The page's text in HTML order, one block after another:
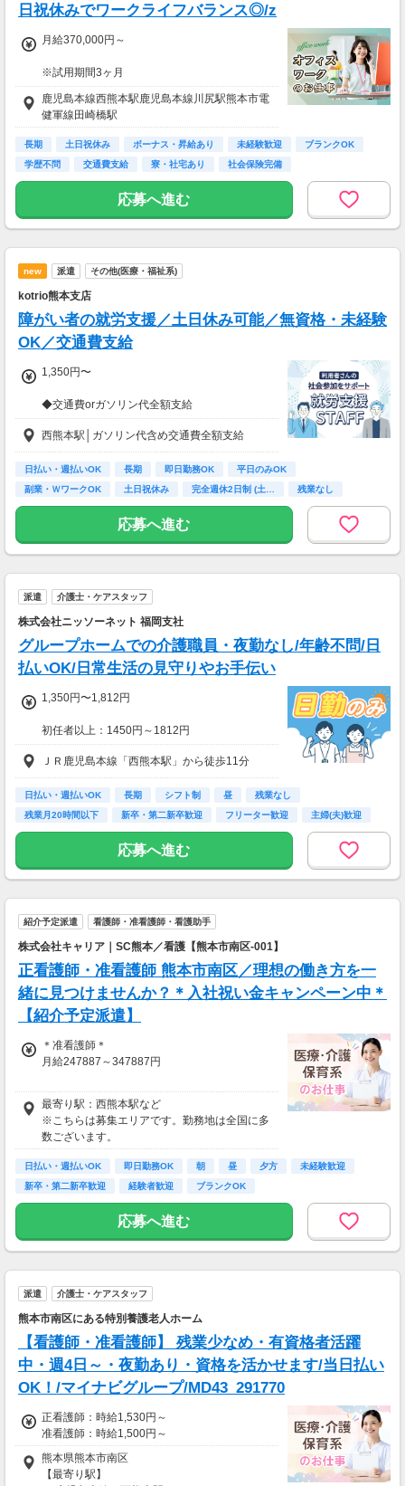
日祝休みでワークライフバランス◎/z
月給370,000円～
※試用期間3ヶ月
待遇に変わりありません。
▽月給額に下記の一律手当含む
■エリア職種手当／1万2,000円～3万円
■稼働手当／1万円
▽その他手当
■残業手当(超過分)
■引越手当／3万円（支給条件あり）
大4万円／月 支給
年収444万円／22歳／入社1年目
年収520万円／28歳／入社3年目
年収600万円／32歳／入社5年目
年収790万円／36歳／入社9年目
鹿児島本線西熊本駅鹿児島本線川尻駅熊本市電
健軍線田崎橋駅
長期 土日祝休み ボーナス・昇給あり 未経験歓迎
ブランクOK
学歴不問
交通費支給 寮・社宅あり 社会保険完備
応募へ進む
new 派遣 その他(医療・福祉系)
kotrio熊本支店
障がい者の就労支援／土日休み可能／無資格・未経験
OK／交通費支給
1,350円〜
◆交通費orガソリン代全額支給
◆各種社会保険完備
◆資格支援制度有
◆日払い・週払い制度（各規定有）
急な出費にあんしんの制度です。
西熊本駅│ガソリン代含め交通費全額支給
日払い・週払いOK 長期 即日勤務OK
平日のみOK
副業・ＷワークOK
土日祝休み 完全週休2日制 (土…
残業なし
ボーナス・昇給あり
応募へ進む
派遣 介護士・ケアスタッフ
株式会社ニッソーネット 福岡支社
グループホームでの介護職員・夜勤なし/年齢不問/日
払いOK/日常生活の見守りやお手伝い
1,350円〜1,812円
初任者以上：1450円～1812円
無資格の方：1350円～1687円
月収例：255200円（時給1450円×8h×22日稼働
の場合）
ＪＲ鹿児島本線「西熊本駅」から徒歩11分
日払い・週払いOK 長期 シフト制 昼
残業なし
残業月20時間以下
新卒・第二新卒歓迎 フリーター歓迎 主婦(夫)歓迎
応募へ進む
紹介予定派遣 看護師・准看護師・看護助手
株式会社キャリア｜SC熊本／看護【熊本市南区-001】
正看護師・准看護師 熊本市南区／理想の働き方を一
緒に見つけませんか？＊入社祝い金キャンペーン中＊
【紹介予定派遣】
＊准看護師＊
月給247887～347887円
＊正看護師＊
月給260934～360934円
最寄り駅：西熊本駅など
※こちらは募集エリアです。勤務地は全国に多
数ございます。
日払い・週払いOK 即日勤務OK 朝 昼 夕方
未経験歓迎
新卒・第二新卒歓迎
経験者歓迎 ブランクOK
応募へ進む
派遣 介護士・ケアスタッフ
熊本市南区にある特別養護老人ホーム
【看護師・准看護師】 残業少なめ・有資格者活躍
中・週4日～・夜勤あり・資格を活かせます/当日払い
OK！/マイナビグループ/MD43_291770
正看護師：時給1,530円～
准看護師：時給1,500円～
熊本県熊本市南区
【最寄り駅】